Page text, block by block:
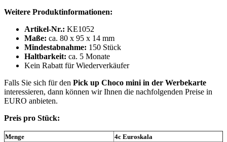
Weitere Produktinformationen:
Artikel-Nr.: KE1052
Maße: ca. 80 x 95 x 14 mm
Mindestabnahme: 150 Stück
Haltbarkeit: ca. 5 Monate
Kein Rabatt für Wiederverkäufer
Falls Sie sich für den Pick up Choco mini in der Werbekarte
interessieren, dann können wir Ihnen die nachfolgenden Preise in
EURO anbieten.
Preis pro Stück:
Menge 4c Euroskala